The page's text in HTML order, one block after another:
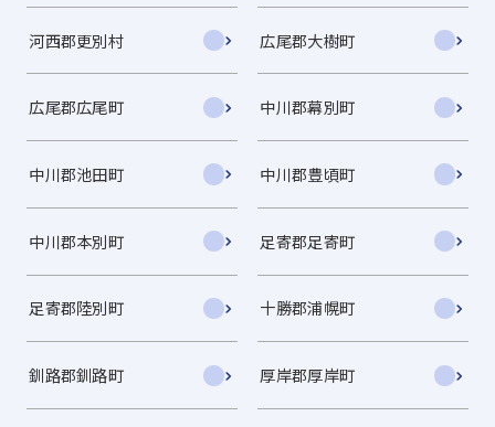
河西郡更別村 広尾郡大樹町
広尾郡広尾町 中川郡幕別町
中川郡池田町 中川郡豊頃町
中川郡本別町 足寄郡足寄町
足寄郡陸別町 十勝郡浦幌町
釧路郡釧路町 厚岸郡厚岸町